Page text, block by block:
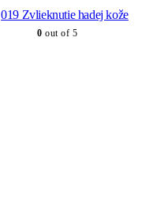
019 Zvlieknutie hadej kože
0 out of 5